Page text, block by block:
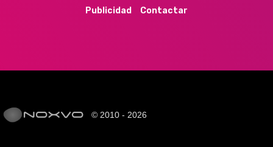
Publicidad
Contactar
© 2010 - 2026